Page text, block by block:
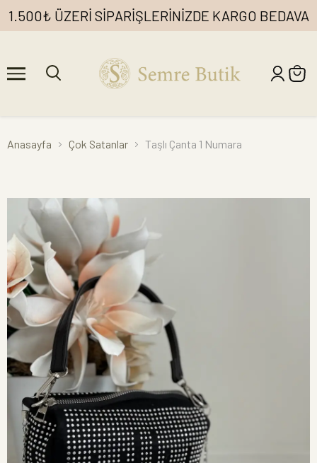
1.500₺ ÜZERİ SİPARİŞLERİNİZDE KARGO BEDAVA
Anasayfa Çok Satanlar Taşlı Çanta 1 Numara